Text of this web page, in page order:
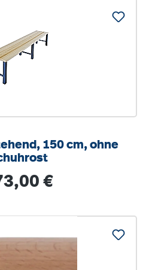
150 cm, ohne
Preis:
€